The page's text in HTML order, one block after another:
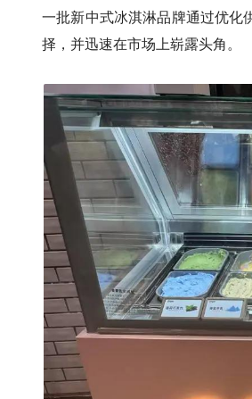
一批新中式冰淇淋品牌通过优化
择，并迅速在市场上崭露头角。